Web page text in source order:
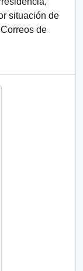
situación de
de